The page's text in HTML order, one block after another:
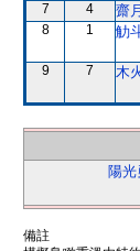
7 4 齋月
8 1 觔
9 7 木
陽
備註